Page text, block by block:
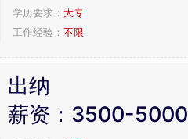
学历要求： 大专
工作经验： 不限
出纳
薪资： 3500-5000